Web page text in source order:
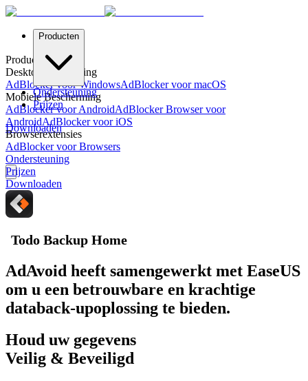
Producten
Ondersteuning
Prijzen
Downloaden
Producten
Desktopbescherming
AdBlocker voor WindowsAdBlocker voor macOS
Mobiele Bescherming
AdBlocker voor AndroidAdBlocker Browser voor
AndroidAdBlocker voor iOS
Browserextensies
AdBlocker voor Browsers
Ondersteuning
Prijzen
Downloaden
Todo Backup Home
AdAvoid heeft samengewerkt met EaseUS
om u een betrouwbare en krachtige
databack-upoplossing te bieden.
Houd uw gegevens
Veilig & Beveiligd